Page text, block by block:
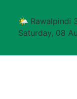
🌤 Rawalpindi
Saturday, 08